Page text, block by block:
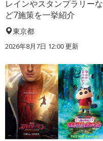
レインやスタンプラリーな
ど7施策を一挙紹介
東京都
2026年8月7日 12:00更新